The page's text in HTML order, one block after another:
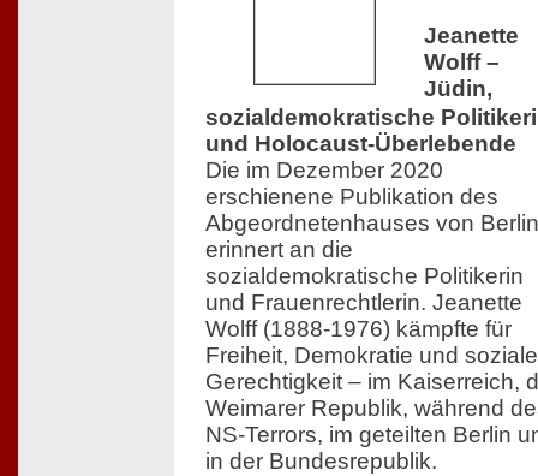
Jeanette
Wolff –
Jüdin,
sozialdemokratische
und Holocaust-Überlebende
Die im Dezember 2020
erschienene Publikation des
Abgeordnetenhauses von Berlin
erinnert an die
sozialdemokratische Politikerin
und Frauenrechtlerin. Jeanette
Wolff (1888-1976) kämpfte für
Freiheit, Demokratie und soziale
Gerechtigkeit – im Kaiserreich,
Weimarer Republik, während
NS-Terrors, im geteilten Berlin
in der Bundesrepublik.